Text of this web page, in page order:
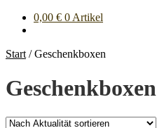
0,00 € 0 Artikel
Start /Geschenkboxen
Geschenkboxen